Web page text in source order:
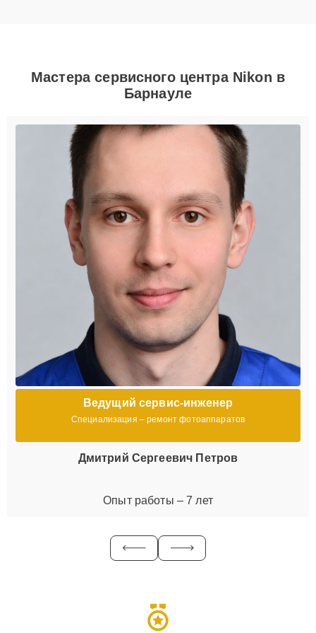
Мастера сервисного центра Nikon в
Барнауле
Ведущий сервис-инженер
Специализация – ремонт фотоаппаратов
Дмитрий Сергеевич Петров
Опыт работы – 7 лет